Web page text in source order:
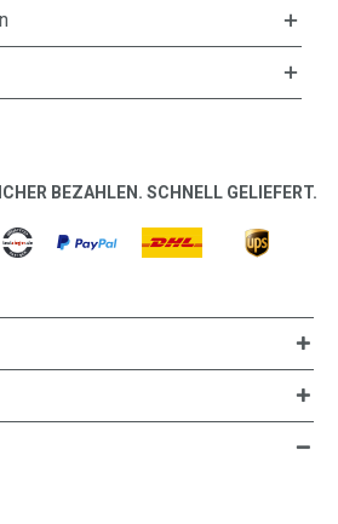
BEZAHLEN. SCHNELL GELIEFERT.